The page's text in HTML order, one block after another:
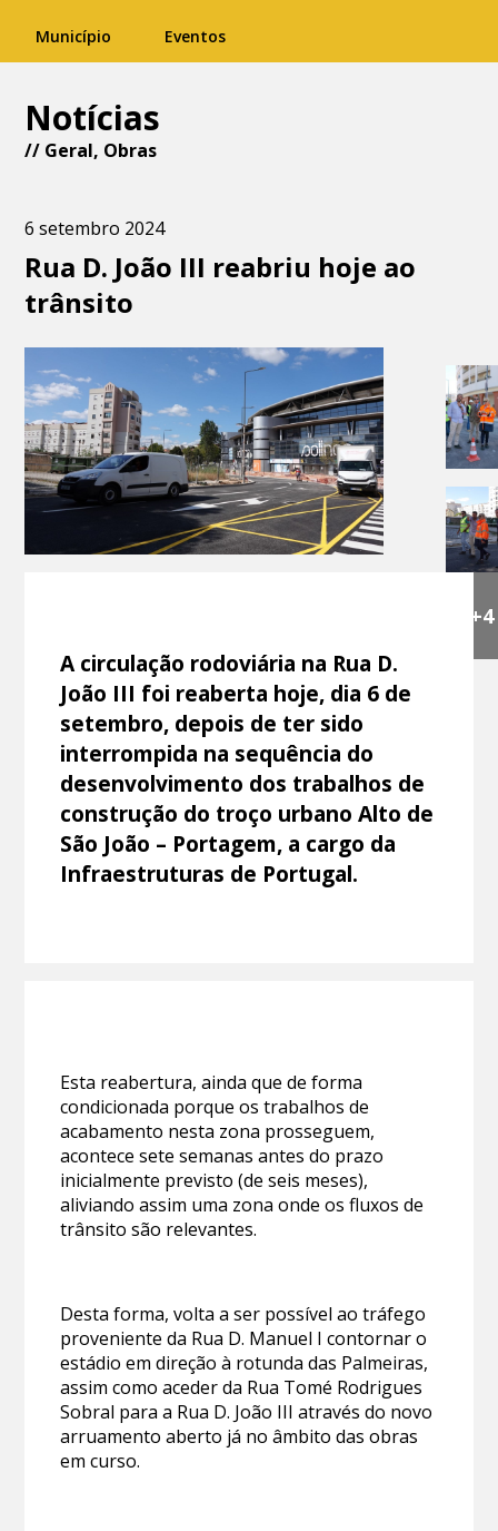
Município Eventos
Notícias
// Geral, Obras
6 setembro 2024
Rua D. João III reabriu hoje ao
trânsito
+4
A circulação rodoviária na Rua D.
João III foi reaberta hoje, dia 6 de
setembro, depois de ter sido
interrompida na sequência do
desenvolvimento dos trabalhos de
construção do troço urbano Alto de
São João – Portagem, a cargo da
Infraestruturas de Portugal.
Esta reabertura, ainda que de forma
condicionada porque os trabalhos de
acabamento nesta zona prosseguem,
acontece sete semanas antes do prazo
inicialmente previsto (de seis meses),
aliviando assim uma zona onde os fluxos de
trânsito são relevantes.
Desta forma, volta a ser possível ao tráfego
proveniente da Rua D. Manuel I contornar o
estádio em direção à rotunda das Palmeiras,
assim como aceder da Rua Tomé Rodrigues
Sobral para a Rua D. João III através do novo
arruamento aberto já no âmbito das obras
em curso.